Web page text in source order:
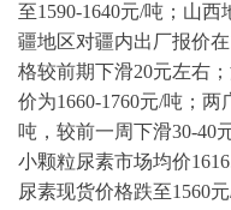
至1590-1640元/吨；山
疆地区对疆内出厂报价
格较前期下滑20元左右
价为1660-1760元/吨；
吨，较前一周下滑30-40
小颗粒尿素市场均价
尿素现货价格跌至1560